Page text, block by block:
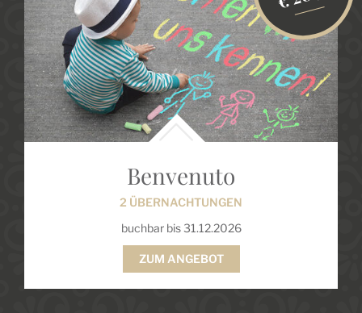
Benvenuto
2 ÜBERNACHTUNGEN
buchbar bis 31.12.2026
ZUM ANGEBOT